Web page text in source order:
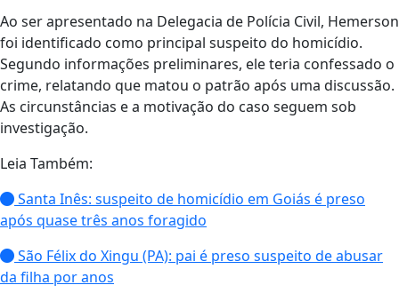
Ao ser apresentado na Delegacia de Polícia Civil, Hemerson
foi identificado como principal suspeito do homicídio.
Segundo informações preliminares, ele teria confessado o
crime, relatando que matou o patrão após uma discussão.
As circunstâncias e a motivação do caso seguem sob
investigação.
Leia Também:
Santa Inês: suspeito de homicídio em Goiás é preso
após quase três anos foragido
São Félix do Xingu (PA): pai é preso suspeito de abusar
da filha por anos